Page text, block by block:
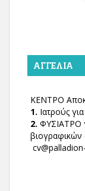
ΑΓΓΕΛΊΑ
ΚΕΝΤΡΟ
1. Ιατρούς
2. ΦΥΣΙΑΤΡΟ
βιογραφικών